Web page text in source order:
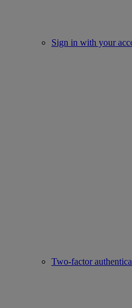
Sign in with your
Two-factor